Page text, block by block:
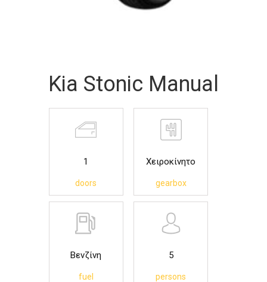
Kia Stonic Manual
1
doors
Χειροκίνητο
gearbox
Βενζίνη
fuel
5
persons